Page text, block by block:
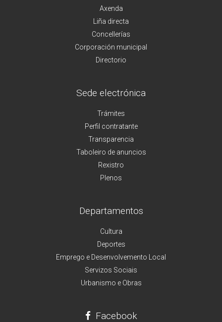
Axenda
Liña directa
Concellerías
Corporación municipal
Directorio
Sede electrónica
Trámites
Perfil contratante
Transparencia
Taboleiro de anuncios
Rexistro
Plenos
Departamentos
Cultura
Deportes
Emprego e Desenvolvemento Local
Servizos Sociais
Urbanismo e Obras
Facebook